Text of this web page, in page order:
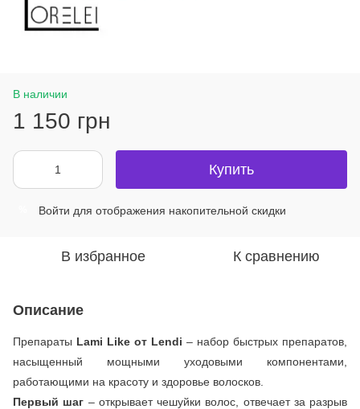
В наличии
1 150 грн
Купить
Войти для отображения накопительной скидки
В избранное К сравнению
Описание
Препараты Lami Like от Lendi – набор быстрых препаратов,
насыщенный мощными уходовыми компонентами,
работающими на красоту и здоровье волосков.
Первый шаг – открывает чешуйки волос, отвечает за разрыв